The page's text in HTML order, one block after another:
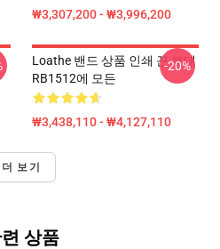
₩3,307,200 - ₩3,996,200
Loathe 밴드 상품 인쇄 끈 부대
RB1512에 모든
₩3,438,110 - ₩4,127,110
-20%
더 보기
상품